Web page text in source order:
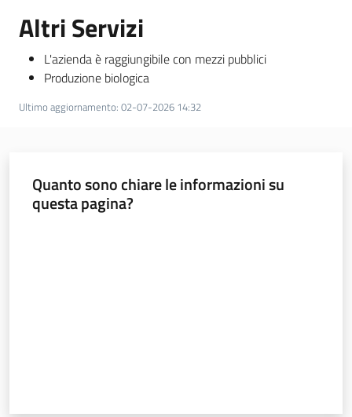
Altri Servizi
L'azienda è raggiungibile con mezzi pubblici
Produzione biologica
Ultimo aggiornamento: 02-07-2026 14:32
Quanto sono chiare le informazioni su
questa pagina?